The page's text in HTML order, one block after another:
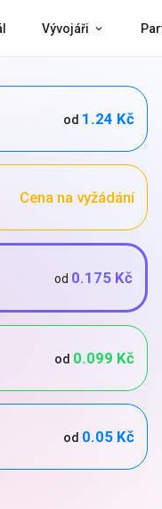
Vývojáři
od 1.24 Kč
Cena na vyžádání
od 0.175 Kč
od 0.099 Kč
od 0.05 Kč